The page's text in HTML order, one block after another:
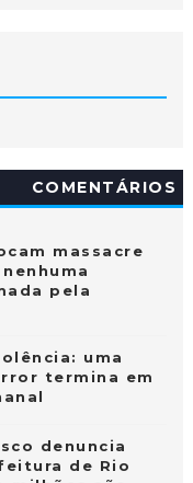
COMENTÁRIOS
massacre
pela
uma
termina em
denuncia
de Rio